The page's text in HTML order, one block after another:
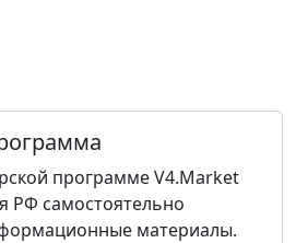
программе V4.Market
РФ самостоятельно
материалы.